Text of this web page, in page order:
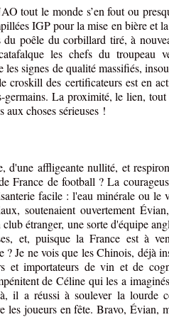
tout le monde s’en fout ou
IGP pour la mise en bière et
du poêle du corbillard tiré, à
les chefs du troupeau
signes de qualité massifiés,
croskill des certificateurs est en
La proximité, le lien, tout
aux choses sérieuses !
d'une affligeante nullité, et
France de football ? La
facile : l'eau minérale ou le
soutenaient ouvertement
étranger, une sorte d'équipe
et, puisque la France est à
Je ne vois que les Chinois, déjà
et importateurs de vin et de
de Céline qui les a
il a réussi à soulever la lourde
les joueurs en fête. Bravo, Évian,